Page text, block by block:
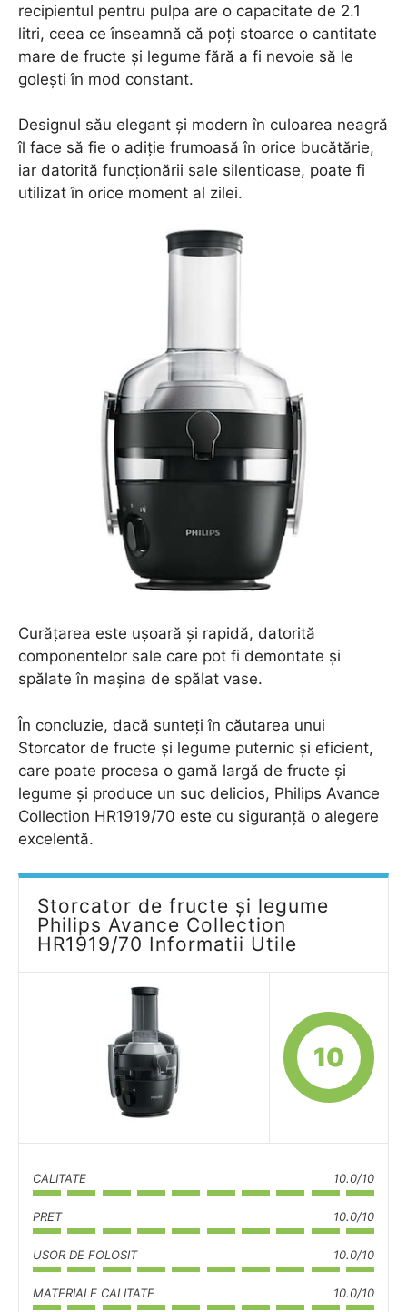
recipientul pentru pulpa are o capacitate de 2.1
litri, ceea ce înseamnă că poți stoarce o cantitate
mare de fructe și legume fără a fi nevoie să le
golești în mod constant.
Designul său elegant și modern în culoarea neagră
îl face să fie o adiție frumoasă în orice bucătărie,
iar datorită funcționării sale silentioase, poate fi
utilizat în orice moment al zilei.
Curățarea este ușoară și rapidă, datorită
componentelor sale care pot fi demontate și
spălate în mașina de spălat vase.
În concluzie, dacă sunteți în căutarea unui
Storcator de fructe și legume puternic și eficient,
care poate procesa o gamă largă de fructe și
legume și produce un suc delicios, Philips Avance
Collection HR1919/70 este cu siguranță o alegere
excelentă.
Storcator de fructe și legume
Philips Avance Collection
HR1919/70 Informatii Utile
10
CALITATE 10.0/10
PRET 10.0/10
USOR DE FOLOSIT 10.0/10
MATERIALE CALITATE 10.0/10